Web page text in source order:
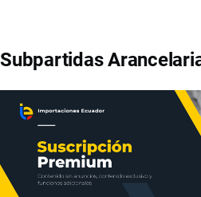
Subpartidas